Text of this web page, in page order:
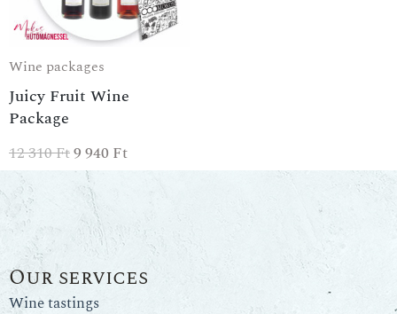
Wine packages
Juicy Fruit Wine
Package
12 310Ft9 940 Ft
Our services
Wine tastings